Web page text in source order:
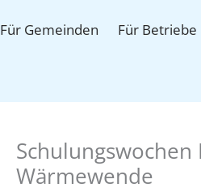
Für Gemeinden Für Betriebe
Wärmewende